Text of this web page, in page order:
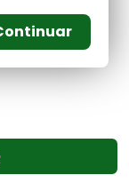
0 (0)
Elgin